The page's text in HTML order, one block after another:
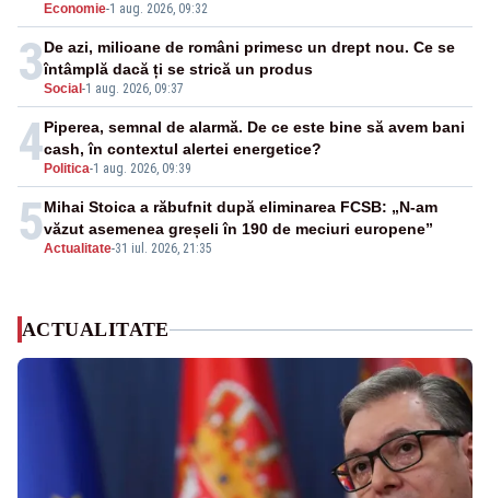
Economie-1 aug. 2026, 09:32
3Social -1 aug. 2026, 09:37
De azi, milioane de români primesc un drept nou. Ce se
întâmplă dacă ți se strică un produs
4 Politica-1 aug. 2026, 09:39
Piperea, semnal de alarmă. De ce este bine să avem bani
cash, în contextul alertei energetice?
5Actualitate-31 iul. 2026, 21:35
Mihai Stoica a răbufnit după eliminarea FCSB: „N-am
văzut asemenea greșeli în 190 de meciuri europene”
ACTUALITATE